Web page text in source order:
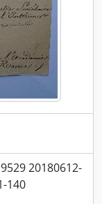
20180612-
140